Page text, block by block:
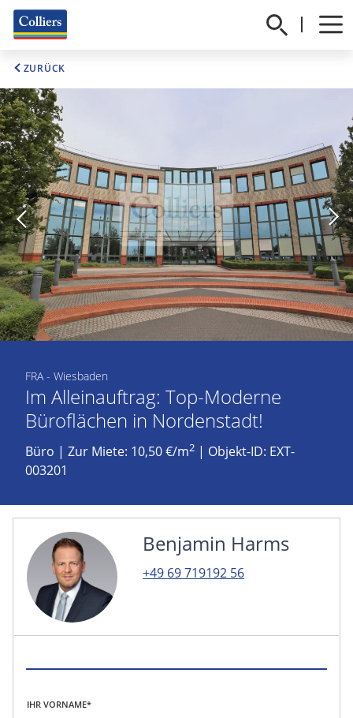
ZURÜCK
FRA - Wiesbaden
Im Alleinauftrag: Top-Moderne
Büroflächen in Nordenstadt!
Büro | Zur Miete: 10,50 €/m2 | Objekt-ID: EXT-
003201
Benjamin Harms
+49 69 719192 56
IHR VORNAME*